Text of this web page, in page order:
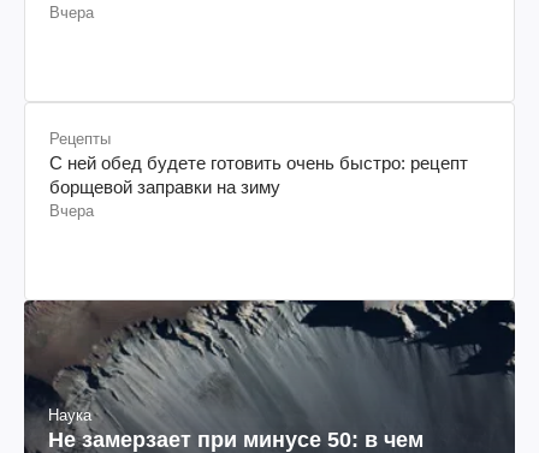
Вчера
Рецепты
С ней обед будете готовить очень быстро: рецепт
борщевой заправки на зиму
Вчера
Наука
Не замерзает при минусе 50: в чем